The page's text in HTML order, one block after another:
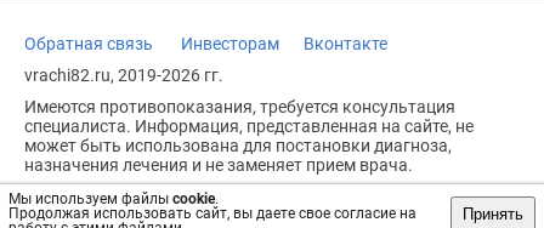
Мы используем файлы cookie.
Продолжая использовать сайт, вы даете свое согласие на
Принять
Обратная связь Инвесторам
Вконтакте
vrachi82.ru, 2019-2026 гг.
Имеются противопоказания, требуется консультация
специалиста. Информация, представленная на сайте, не
может быть использована для постановки диагноза,
назначения лечения и не заменяет прием врача.
Возрастное ограничение: 18+